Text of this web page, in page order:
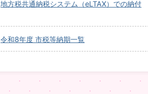
地方税共通納税システム（eLTAX）での納付
令和8年度 市税等納期一覧